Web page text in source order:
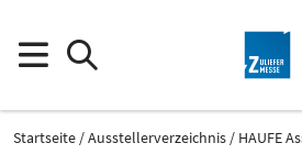
Startseite Ausstellerverzeichnis
HAUFE